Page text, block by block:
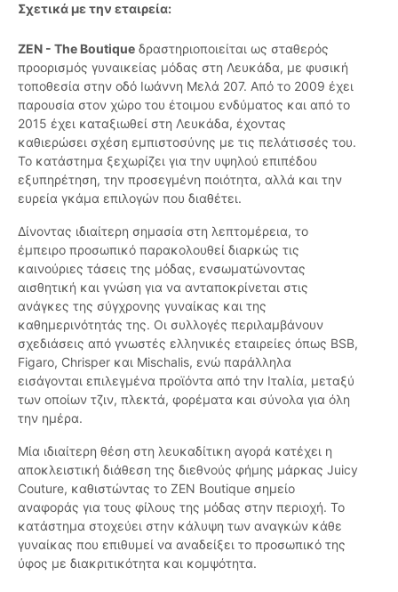
Σχετικά με την εταιρεία:
ZEN - The Boutique δραστηριοποιείται ως σταθερός
προορισμός γυναικείας μόδας στη Λευκάδα, με φυσική
τοποθεσία στην οδό Ιωάννη Μελά 207. Από το 2009 έχει
παρουσία στον χώρο του έτοιμου ενδύματος και από το
2015 έχει καταξιωθεί στη Λευκάδα, έχοντας
καθιερώσει σχέση εμπιστοσύνης με τις πελάτισσές του.
Το κατάστημα ξεχωρίζει για την υψηλού επιπέδου
εξυπηρέτηση, την προσεγμένη ποιότητα, αλλά και την
ευρεία γκάμα επιλογών που διαθέτει.
Δίνοντας ιδιαίτερη σημασία στη λεπτομέρεια, το
έμπειρο προσωπικό παρακολουθεί διαρκώς τις
καινούριες τάσεις της μόδας, ενσωματώνοντας
αισθητική και γνώση για να ανταποκρίνεται στις
ανάγκες της σύγχρονης γυναίκας και της
καθημερινότητάς της. Οι συλλογές περιλαμβάνουν
σχεδιάσεις από γνωστές ελληνικές εταιρείες όπως BSB,
Figaro, Chrisper και Mischalis, ενώ παράλληλα
εισάγονται επιλεγμένα προϊόντα από την Ιταλία, μεταξύ
των οποίων τζιν, πλεκτά, φορέματα και σύνολα για όλη
την ημέρα.
Μία ιδιαίτερη θέση στη λευκαδίτικη αγορά κατέχει η
αποκλειστική διάθεση της διεθνούς φήμης μάρκας Juicy
Couture, καθιστώντας το ZEN Boutique σημείο
αναφοράς για τους φίλους της μόδας στην περιοχή. Το
κατάστημα στοχεύει στην κάλυψη των αναγκών κάθε
γυναίκας που επιθυμεί να αναδείξει το προσωπικό της
ύφος με διακριτικότητα και κομψότητα.